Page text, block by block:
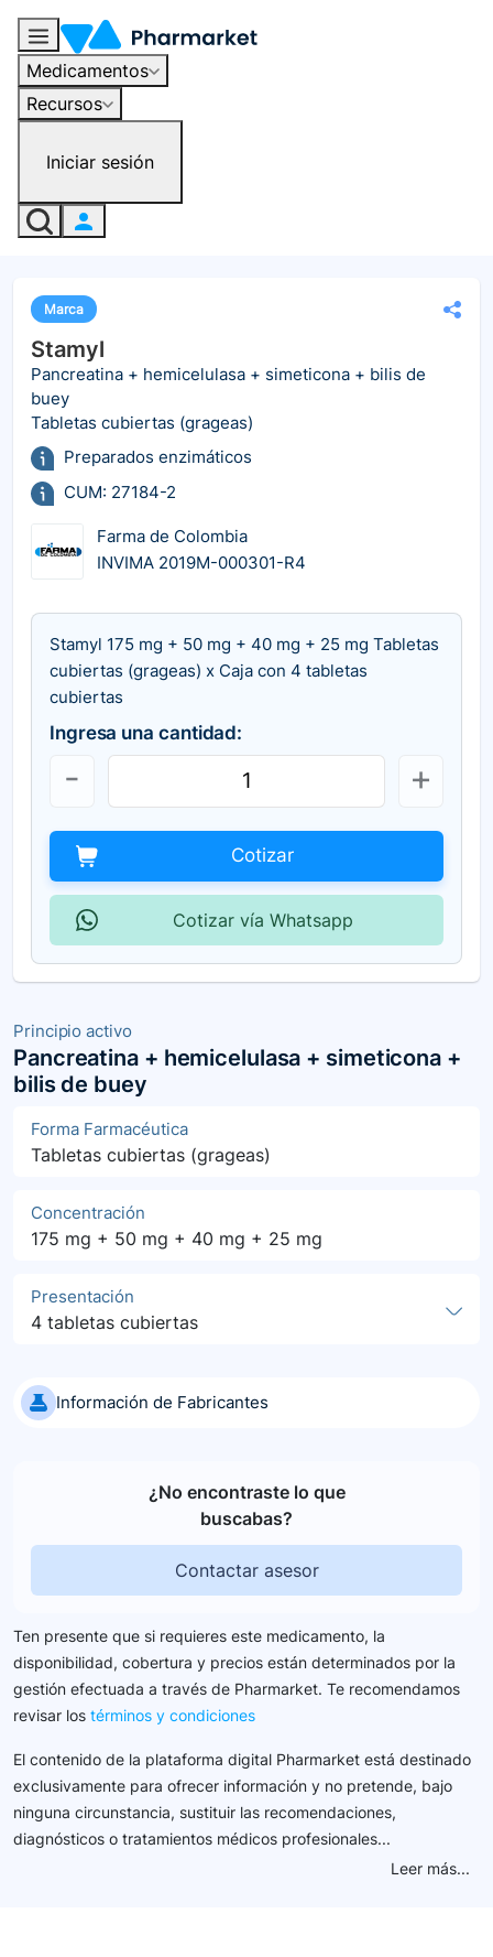
Medicamentos
Recursos
Iniciar sesión
Principio activo
Pancreatina + hemicelulasa + simeticona +
bilis de buey
Forma Farmacéutica
Tabletas cubiertas (grageas)
Concentración
175 mg + 50 mg + 40 mg + 25 mg
Presentación
4 tabletas cubiertas
Información de Fabricantes
¿No encontraste lo que
buscabas?
Contactar asesor
Marca
Stamyl
Pancreatina + hemicelulasa + simeticona + bilis de
buey
Tabletas cubiertas (grageas)
Preparados enzimáticos
CUM: 27184-2
Farma de Colombia
INVIMA 2019M-000301-R4
Stamyl 175 mg + 50 mg + 40 mg + 25 mg Tabletas
cubiertas (grageas) x Caja con 4 tabletas
cubiertas
Ingresa una cantidad:
Cotizar
Cotizar vía Whatsapp
Ten presente que si requieres este medicamento, la
disponibilidad, cobertura y precios están determinados por la
gestión efectuada a través de Pharmarket. Te recomendamos
revisar los términos y condiciones
El contenido de la plataforma digital Pharmarket está destinado
exclusivamente para ofrecer información y no pretende, bajo
ninguna circunstancia, sustituir las recomendaciones,
diagnósticos o tratamientos médicos profesionales...
Leer más...